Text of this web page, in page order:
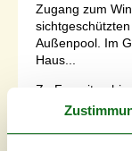
Zugang zum
Außenpool. Im
Haus...
Zu Favoriten